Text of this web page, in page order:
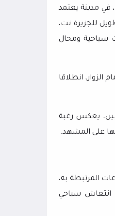
في مدينة يعتمد
للجزيرة نت،
سياحية ومحال
الزوار، انطلاقا
يعكس رغبة
على المشهد.
المرتبطة به،
انتعاش سياحي